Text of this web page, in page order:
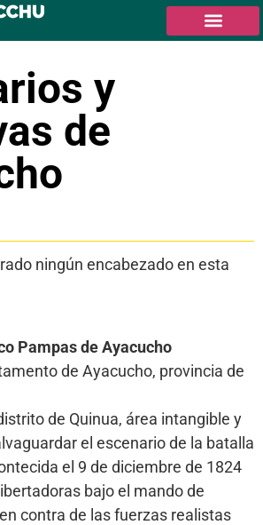
y
de
ningún encabezado en esta
Pampas de Ayacucho
de Ayacucho, provincia de
de Quinua, área intangible y
el escenario de la batalla
el 9 de diciembre de 1824
bajo el mando de
contra de las fuerzas realistas